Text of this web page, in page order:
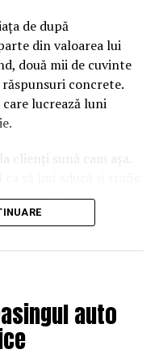
moderne vrea
scăpa de o taxă
de după
din valoarea lui
două mii de cuvinte
concrete.
lucrează luni
clienți sună cam așa.
Răspunsul
nu în felul în care
acela care îți lasă
reutilizat. Hai să o
dintre opțiuni sunt
auto